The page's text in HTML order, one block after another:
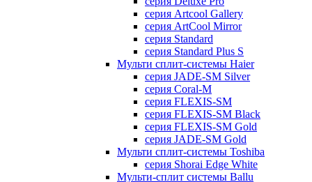
серия Artcool Gallery
серия ArtCool Mirror
серия Standard
серия Standard Plus S
Мульти сплит-системы Haier
серия JADE-SM Silver
серия Coral-M
серия FLEXIS-SM
серия FLEXIS-SM Black
серия FLEXIS-SM Gold
серия JADE-SM Gold
Мульти сплит-системы Toshiba
серия Shorai Edge White
Мульти-сплит системы Ballu